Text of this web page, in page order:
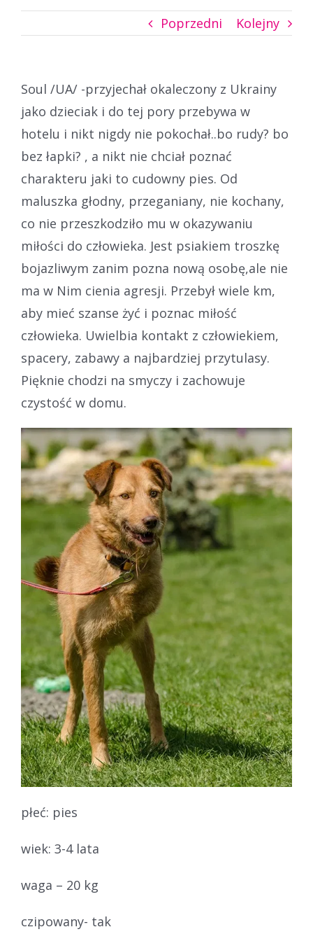
Poprzedni Kolejny
Soul /UA/ -przyjechał okaleczony z Ukrainy
jako dzieciak i do tej pory przebywa w
hotelu i nikt nigdy nie pokochał..bo rudy? bo
bez łapki? , a nikt nie chciał poznać
charakteru jaki to cudowny pies. Od
maluszka głodny, przeganiany, nie kochany,
co nie przeszkodziło mu w okazywaniu
miłości do człowieka. Jest psiakiem troszkę
bojazliwym zanim pozna nową osobę,ale nie
ma w Nim cienia agresji. Przebył wiele km,
aby mieć szanse żyć i poznac miłość
człowieka. Uwielbia kontakt z człowiekiem,
spacery, zabawy a najbardziej przytulasy.
Pięknie chodzi na smyczy i zachowuje
czystość w domu.
płeć: pies
wiek: 3-4 lata
waga – 20 kg
czipowany- tak